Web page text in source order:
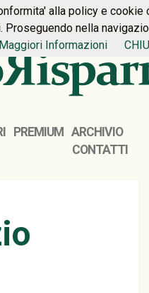
PREMIUM
ARCHIVIO
CONTATTI
alla policy e cookie
nella
Maggiori Informazioni